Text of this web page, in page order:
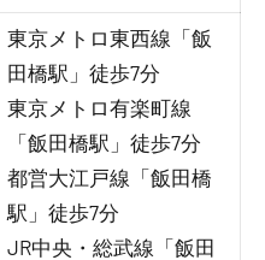
東京メトロ東西線「飯
田橋駅」徒歩7分
東京メトロ有楽町線
「飯田橋駅」徒歩7分
都営大江戸線「飯田橋
駅」徒歩7分
JR中央・総武線「飯田